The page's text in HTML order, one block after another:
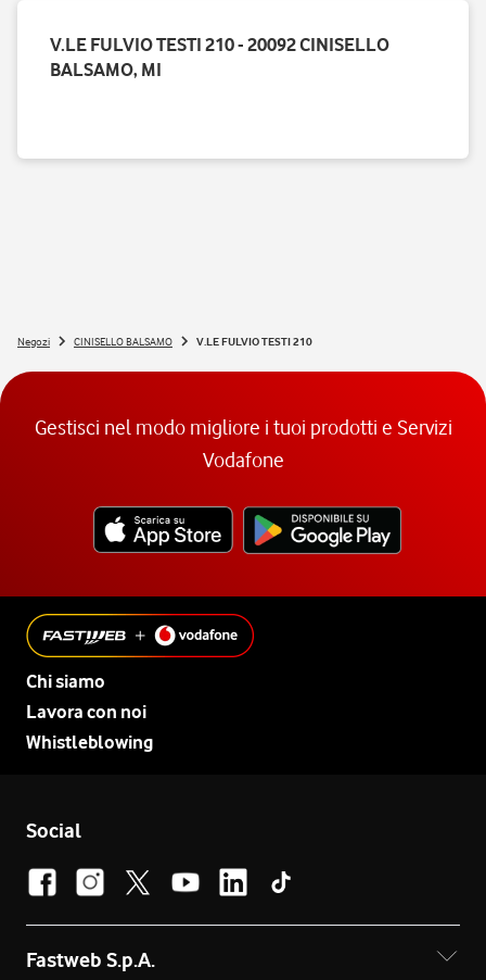
V.LE FULVIO TESTI 210 - 20092 CINISELLO
BALSAMO, MI
Negozi CINISELLO BALSAMO V.LE FULVIO TESTI 210
Gestisci nel modo migliore i tuoi prodotti e Servizi
Vodafone
Chi siamo
Lavora con noi
Whistleblowing
Social
Fastweb S.p.A.